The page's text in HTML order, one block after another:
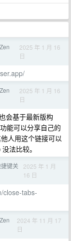
2025 年 1 月 16
日
2025 年 1 月 16
日
会基于最新版构
能可以分享自己的
人用这个链接可以
法比较。
键关
2025 年 1 月
16 日
close-tabs-
2024 年 11 月 17
日